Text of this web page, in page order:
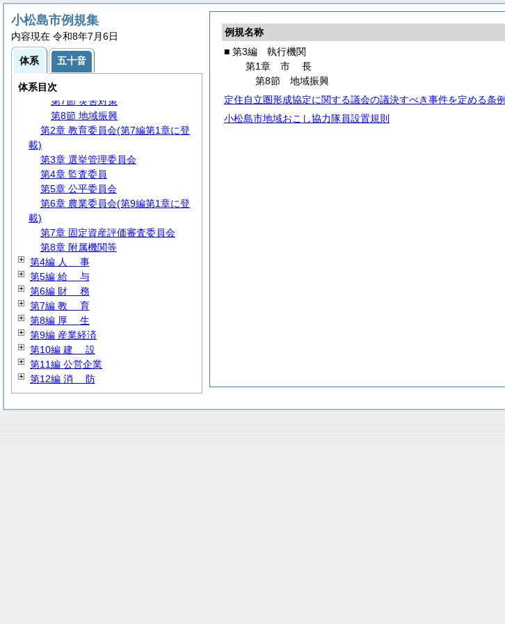
例規名称
■ 第3編 執行機関
第1章 市長
第8節 地域振興
定住自立圏形成協定に関する議会の議決すべき事件を定める条例
小松島市地域おこし協力隊員設置規則
小松島市例規集
内容現在 令和8年7月6日
体系 五十音
体系目次
第1節 事務分掌
第2節 代理・代決等
第3節 文書・公印
第4節 行政手続
第5節 情報の公開・保護等
第6節
第7節 災害対策
第8節 地域振興
第2章 教育委員会(第7編第1章に登
載)
第3章 選挙管理委員会
第4章 監査委員
第5章 公平委員会
第6章 農業委員会(第9編第1章に登
載)
第7章 固定資産評価審査委員会
第8章 附属機関等
第4編 人 事
第5編 給 与
第6編 財 務
第7編 教 育
第8編 厚 生
第9編 産業経済
第10編 建 設
第11編 公営企業
第12編 消 防